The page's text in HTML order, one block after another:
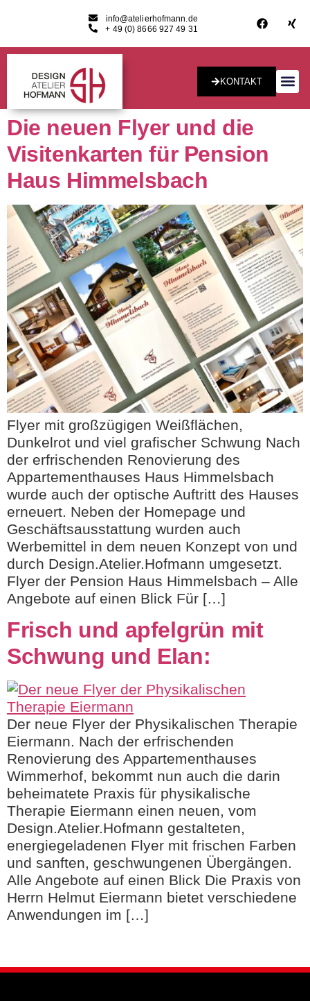
info@atelierhofmann.de
+ 49 (0) 8666 927 49 31
KONTAKT
Die neuen Flyer und die
Visitenkarten für Pension
Haus Himmelsbach
Flyer mit großzügigen Weißflächen,
Dunkelrot und viel grafischer Schwung Nach
der erfrischenden Renovierung des
Appartementhauses Haus Himmelsbach
wurde auch der optische Auftritt des Hauses
erneuert. Neben der Homepage und
Geschäftsausstattung wurden auch
Werbemittel in dem neuen Konzept von und
durch Design.Atelier.Hofmann umgesetzt.
Flyer der Pension Haus Himmelsbach – Alle
Angebote auf einen Blick Für […]
Frisch und apfelgrün mit
Schwung und Elan:
Der neue Flyer der Physikalischen Therapie
Eiermann. Nach der erfrischenden
Renovierung des Appartementhauses
Wimmerhof, bekommt nun auch die darin
beheimatete Praxis für physikalische
Therapie Eiermann einen neuen, vom
Design.Atelier.Hofmann gestalteten,
energiegeladenen Flyer mit frischen Farben
und sanften, geschwungenen Übergängen.
Alle Angebote auf einen Blick Die Praxis von
Herrn Helmut Eiermann bietet verschiedene
Anwendungen im […]